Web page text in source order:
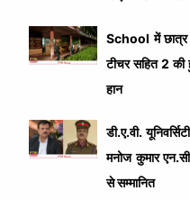
School में छात्र
टीचर सहित 2
हान
डी.ए.वी.
मनोज कुमार
से सम्मानित